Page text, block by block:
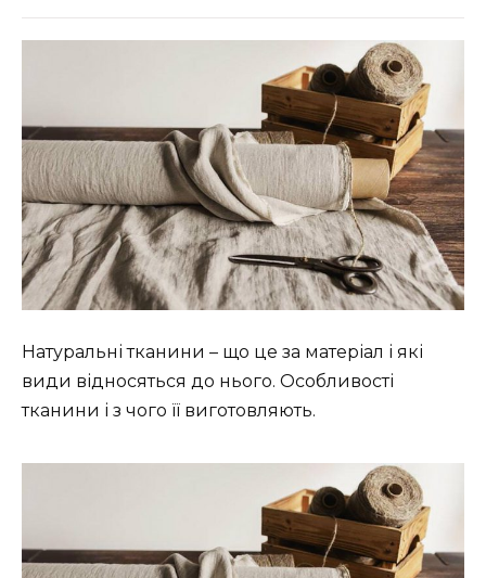
Натуральні тканини – що це за матеріал і які
види відносяться до нього. Особливості
тканини і з чого її виготовляють.